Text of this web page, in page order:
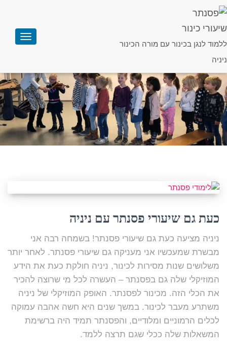
שיעורי כינור
ללמוד לנגן בכינור עם מורה הכינור
ניניה
הפעלת
כעת גם שיעורי פסנתר עם ניניה
ניניה מציעה כעת גם שיעורי פסנתר! בשמחה רבה אני
מבשרת שמעכשיו אני מעניקה גם שיעורי פסנתר. לאחר יותר
משלושים שנות מסירות לכינור, ניניה חולקת כעת את הידע
המוזיקלי שלה גם בפסנתר – העשרה לכל מי שרוצה להכיר
את הכלי הזה. מכינור לפסנתר. האופק המוזיקלי של ניניה
משתרע מעבר לכינור. במשך שנים היא חשה אהבה עמוקה
לכלים הרמוניים ומלודיים, והפסנתר תמיד היה ברשימת
המשאלות שלה ככלי שגם תרצה ללמד.